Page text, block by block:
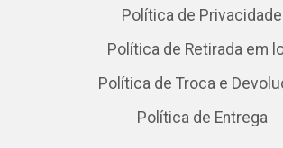
Política de Privacidade
Política de Retirada em
Política de Troca e
Política de Entrega